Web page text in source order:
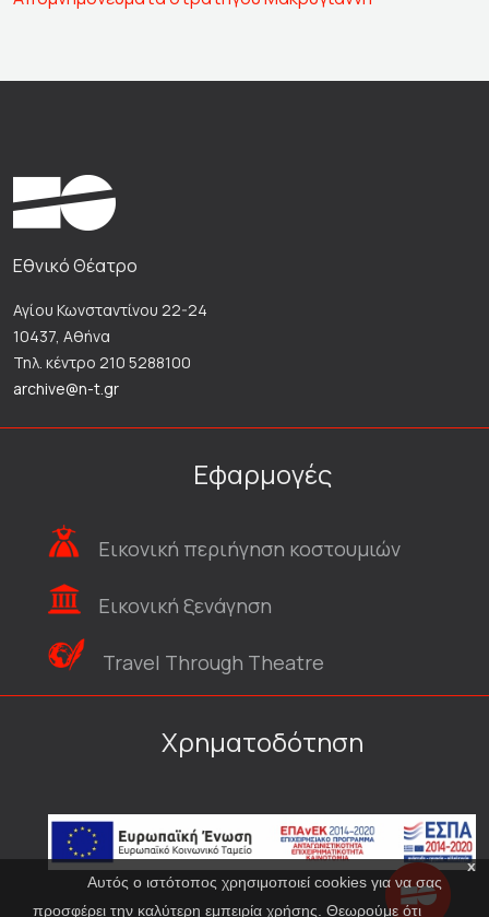
x
Αυτός ο ιστότοπος χρησιμοποιεί cookies για να σας
προσφέρει την καλύτερη εμπειρία χρήσης. Θεωρούμε ότι
Εθνικό Θέατρο
Αγίου Κωνσταντίνου 22-24
10437, Αθήνα
Τηλ. κέντρο 210 5288100
archive@n-t.gr
Εφαρμογές
Εικονική περιήγηση κοστουμιών
Εικονική ξενάγηση
Travel Through Theatre
Χρηματοδότηση